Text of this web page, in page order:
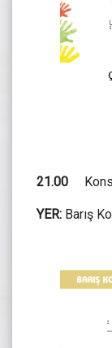
21.00
YER: Barış